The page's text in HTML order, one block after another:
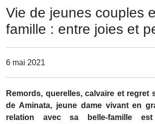
Vie de jeunes couples
famille : entre joies et
6 mai 2021
Remords, querelles, calvaire et regret
de Aminata, jeune dame vivant en
relation avec sa belle-famille